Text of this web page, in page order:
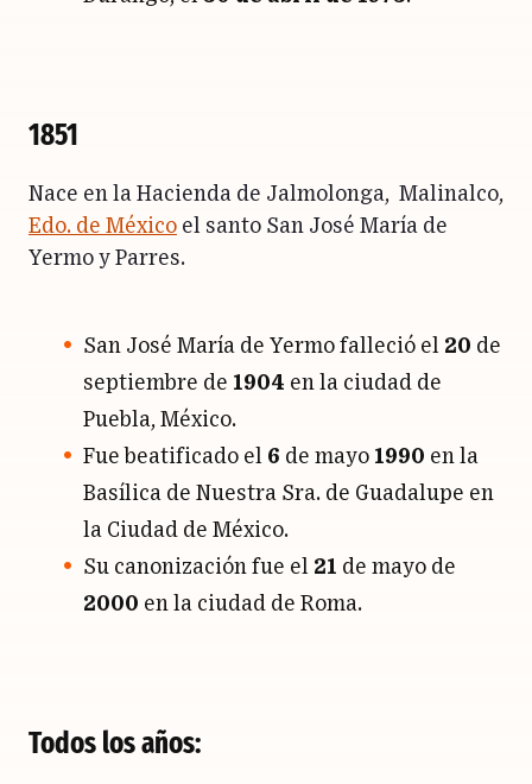
1851
Nace en la Hacienda de Jalmolonga, Malinalco,
Edo. de México el santo San José María de
Yermo y Parres.
San José María de Yermo falleció el 20 de
septiembre de 1904 en la ciudad de
Puebla, México.
Fue beatificado el 6 de mayo 1990 en la
Basílica de Nuestra Sra. de Guadalupe en
la Ciudad de México.
Su canonización fue el 21 de mayo de
2000 en la ciudad de Roma.
Todos los años: